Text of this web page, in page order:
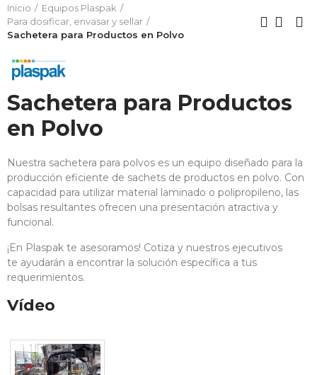
Inicio
Equipos Plaspak
Para dosificar, envasar y sellar
Sachetera para Productos en Polvo
Sachetera para Productos
en Polvo
Nuestra sachetera para polvos es un equipo diseñado para la
producción eficiente de sachets de productos en polvo. Con
capacidad para utilizar material laminado o polipropileno, las
bolsas resultantes ofrecen una presentación atractiva y
funcional.
¡En Plaspak te asesoramos! Cotiza y nuestros ejecutivos
te ayudarán a encontrar la solución específica a tus
requerimientos.
Vídeo